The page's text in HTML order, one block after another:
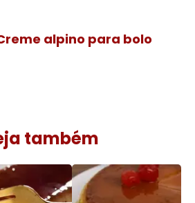
alpino para bolo
também